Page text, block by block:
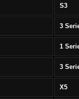
S3
3
1
3
X5